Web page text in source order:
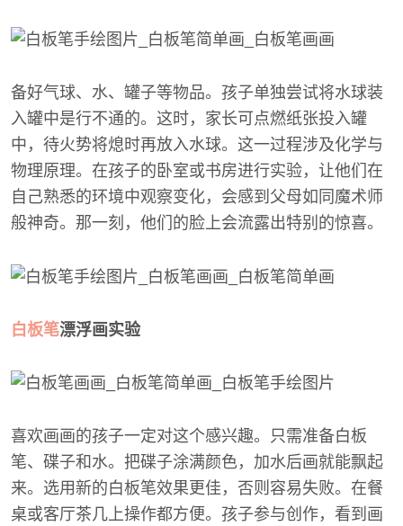
备好气球、水、罐子等物品。孩子单独尝试将水球装
入罐中是行不通的。这时，家长可点燃纸张投入罐
中，待火势将熄时再放入水球。这一过程涉及化学与
物理原理。在孩子的卧室或书房进行实验，让他们在
自己熟悉的环境中观察变化，会感到父母如同魔术师
般神奇。那一刻，他们的脸上会流露出特别的惊喜。
白板笔漂浮画实验
喜欢画画的孩子一定对这个感兴趣。只需准备白板
笔、碟子和水。把碟子涂满颜色，加水后画就能飘起
来。选用新的白板笔效果更佳，否则容易失败。在餐
桌或客厅茶几上操作都方便。孩子参与创作，看到画